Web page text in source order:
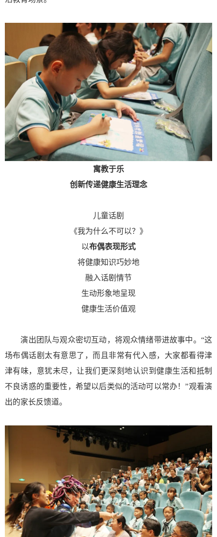
寓教于乐
创新传递健康生活理念
儿童话剧
《我为什么不可以？》
以布偶表现形式
将健康知识巧妙地
融入话剧情节
生动形象地呈现
健康生活价值观
演出团队与观众密切互动，将观众情绪带进故事中。“这
场布偶话剧太有意思了，而且非常有代入感，大家都看得津
津有味，意犹未尽，让我们更深刻地认识到健康生活和抵制
不良诱惑的重要性，希望以后类似的活动可以常办！”观看演
出的家长反馈道。